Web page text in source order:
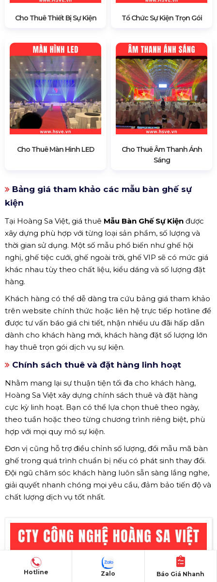
Cho Thuê Thiết Bị Sự Kiện Tổ Chức Sự Kiện Trọn Gói
Cho Thuê Màn Hình LED
Cho Thuê Âm Thanh Ánh
Sáng
Bảng giá tham khảo các mẫu bàn ghế sự
kiện
Tại Hoàng Sa Việt, giá thuê Mẫu Bàn Ghế Sự Kiện được
xây dựng phù hợp với từng loại sản phẩm, số lượng và
thời gian sử dụng. Một số mẫu phổ biến như ghế hội
nghị, ghế tiệc cưới, ghế ngoài trời, ghế VIP sẽ có mức giá
khác nhau tùy theo chất liệu, kiểu dáng và số lượng đặt
hàng.
Khách hàng có thể dễ dàng tra cứu bảng giá tham khảo
trên website chính thức hoặc liên hệ trực tiếp hotline để
được tư vấn báo giá chi tiết, nhận nhiều ưu đãi hấp dẫn
dành cho khách hàng mới, khách hàng đặt số lượng lớn
hay thuê trọn gói dịch vụ sự kiện.
Chính sách thuê và đặt hàng linh hoạt
Nhằm mang lại sự thuận tiện tối đa cho khách hàng,
Hoàng Sa Việt xây dựng chính sách thuê và đặt hàng
cực kỳ linh hoạt. Bạn có thể lựa chọn thuê theo ngày,
theo tuần hoặc theo từng chương trình riêng biệt, phù
hợp với mọi quy mô sự kiện.
Đơn vị cũng hỗ trợ điều chỉnh số lượng, đổi mẫu mã bàn
ghế trong quá trình chuẩn bị nếu có phát sinh thay đổi.
Đội ngũ chăm sóc khách hàng luôn sẵn sàng lắng nghe,
giải quyết nhanh chóng mọi yêu cầu, đảm bảo tiến độ và
chất lượng dịch vụ tốt nhất.
Hotline Báo Giá Nhanh
Zalo